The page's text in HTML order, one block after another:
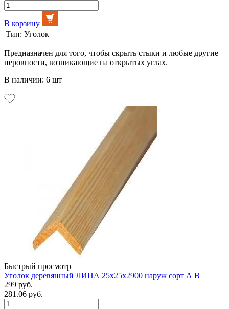
В корзину
Тип: Уголок
Предназначен для того, чтобы скрыть стыки и любые другие
неровности, возникающие на открытых углах.
В наличии: 6 шт
Быстрый просмотр
Уголок деревянный ЛИПА 25х25х2900 наруж сорт А В
299 руб.
281.06 руб.